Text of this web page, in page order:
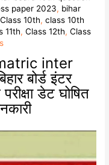
paper 2023, bihar
Class 10th,class 10th
11th,Class 12th,Class
inter
बोर्ड इंटर
डेट घोषित